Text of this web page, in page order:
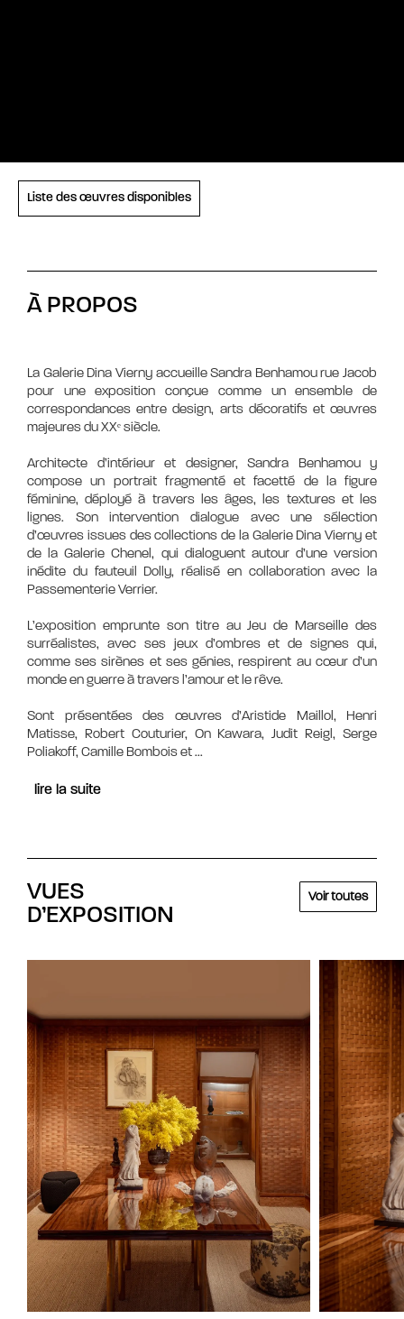
Liste des œuvres disponibles
À PROPOS
La Galerie Dina Vierny accueille Sandra Benhamou rue Jacob
pour une exposition conçue comme un ensemble de
correspondances entre design, arts décoratifs et œuvres
majeures du XXᵉ siècle.
Architecte d’intérieur et designer, Sandra Benhamou y
compose un portrait fragmenté et facetté de la figure
féminine, déployé à travers les âges, les textures et les
lignes. Son intervention dialogue avec une sélection
d’œuvres issues des collections de la Galerie Dina Vierny et
de la Galerie Chenel, qui dialoguent autour d’une version
inédite du fauteuil Dolly, réalisé en collaboration avec la
Passementerie Verrier.
L’exposition emprunte son titre au Jeu de Marseille des
surréalistes, avec ses jeux d’ombres et de signes qui,
comme ses sirènes et ses génies, respirent au cœur d’un
monde en guerre à travers l’amour et le rêve.
Sont présentées des œuvres d’Aristide Maillol, Henri
Matisse, Robert Couturier, On Kawara, Judit Reigl, Serge
Poliakoff, Camille Bombois et...
lire la suite
VUES
D’EXPOSITION
Voir toutes